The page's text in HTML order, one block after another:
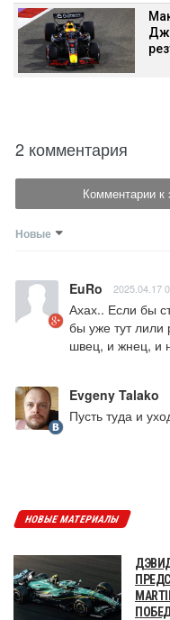
2 комментария
Комментарии к
Новые
EuRo 2025.04.17
Ахах.. Если бы
бы уже тут лили
швец, и жнец, и
Evgeny Talako
Пусть туда и
НОВЫЕ МАТЕРИАЛЫ